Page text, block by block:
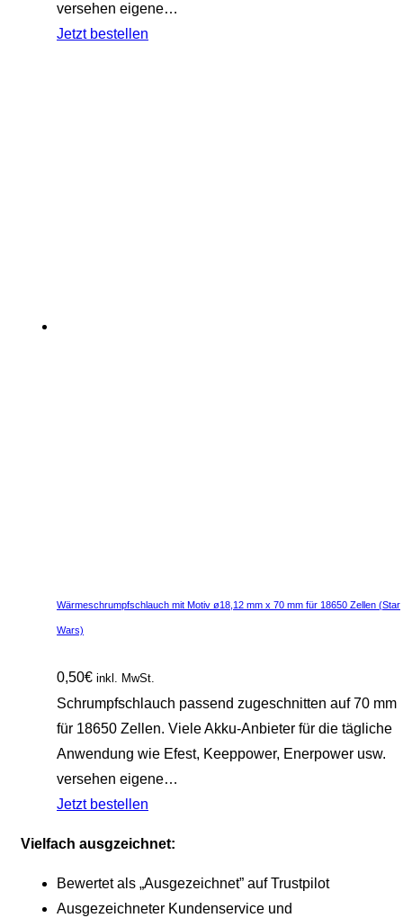
versehen eigene…
Jetzt bestellen
Wärmeschrumpfschlauch mit Motiv ø18,12 mm x 70 mm für 18650 Zellen (Star
Wars)
0,50€ inkl. MwSt.
Schrumpfschlauch passend zugeschnitten auf 70 mm
für 18650 Zellen. Viele Akku-Anbieter für die tägliche
Anwendung wie Efest, Keeppower, Enerpower usw.
versehen eigene…
Jetzt bestellen
Vielfach ausgzeichnet:
Bewertet als „Ausgezeichnet” auf Trustpilot
Ausgezeichneter Kundenservice und